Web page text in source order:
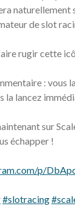
naturellement
de slot
rugir cette
: vous
la lancez
sur
échapper !
p/
#slotracing